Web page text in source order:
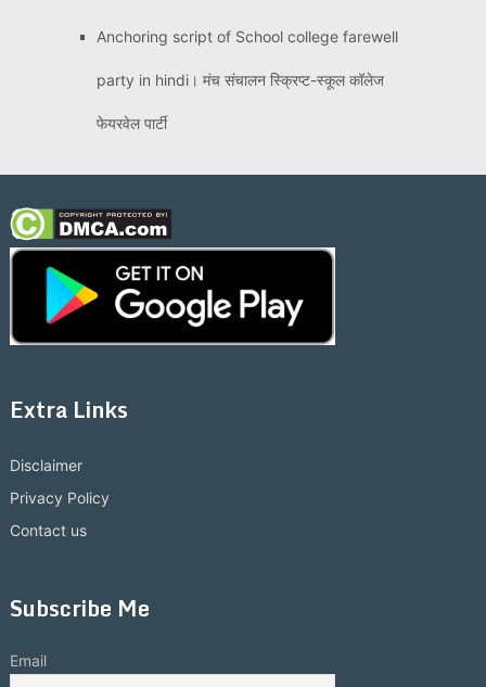
Anchoring script of School college farewell
party in hindi। मंच संचालन स्क्रिप्ट-स्कूल कॉलेज
फेयरवेल पार्टी
Extra Links
Disclaimer
Privacy Policy
Contact us
Subscribe Me
Email